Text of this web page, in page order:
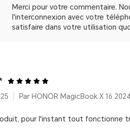
Merci pour votre commentaire.
l'interconnexion avec votre
satisfaire dans votre utilisation
pour l'instant tout fonctionne